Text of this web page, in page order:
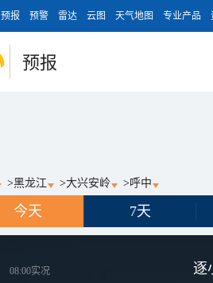
预报 预警 雷达 云图 天气地图 专业产品
预报
>黑龙江 >大兴安岭 >呼中
今天 7天
08:00实况 逐